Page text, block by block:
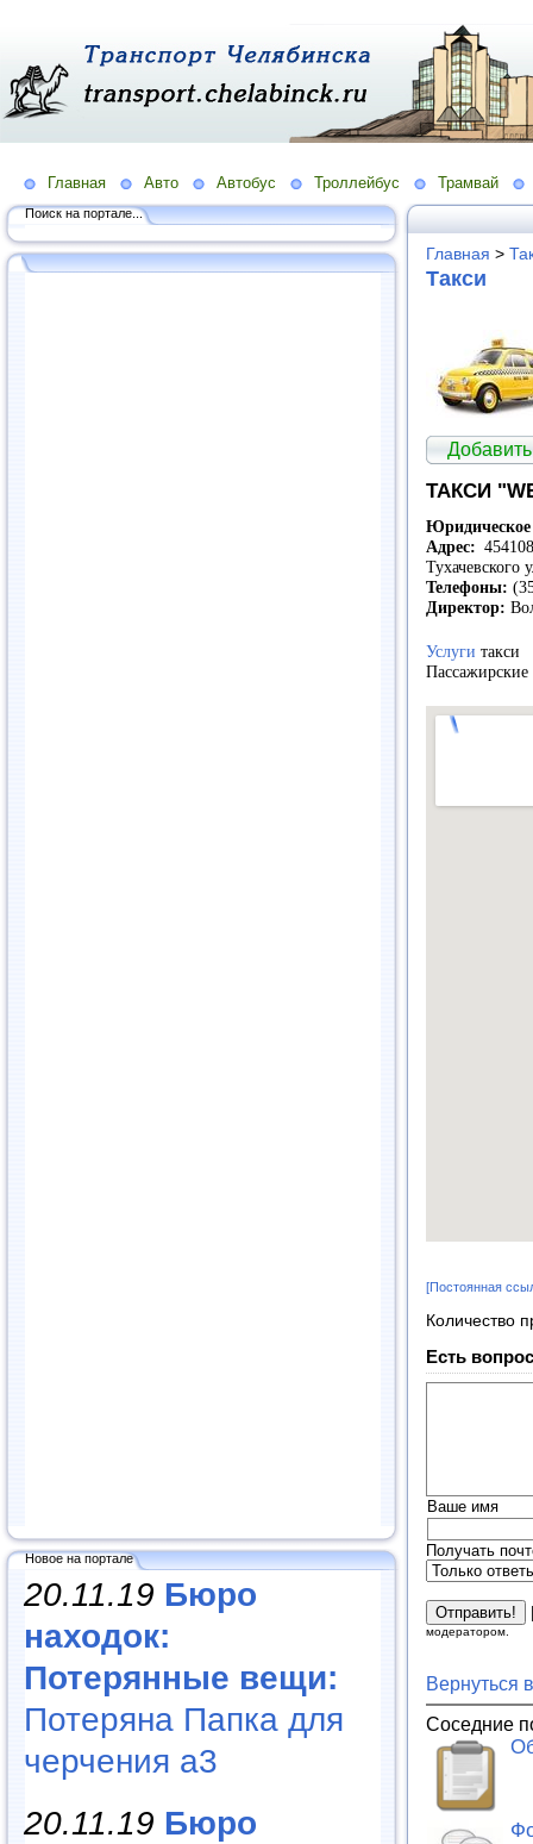
Главная Авто Автобус Троллейбус Трамвай
Поиск на портале...
Новое на портале
20.11.19 Бюро
находок:
Потерянные вещи:
Потеряна Папка для
черчения а3
20.11.19 Бюро
Главная >
Такси
Добавить
ТАКСИ
Юридическое
Адрес:
Тухачевского
Телефоны:
Директор:
Услуги такси
[Постоянная
Количество
Есть
Ваше имя
Получать
модератором.
Вернуться
Соседние